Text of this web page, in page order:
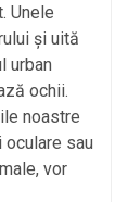
Unele
și uită
urban
ochii.
noastre
oculare sau
vor